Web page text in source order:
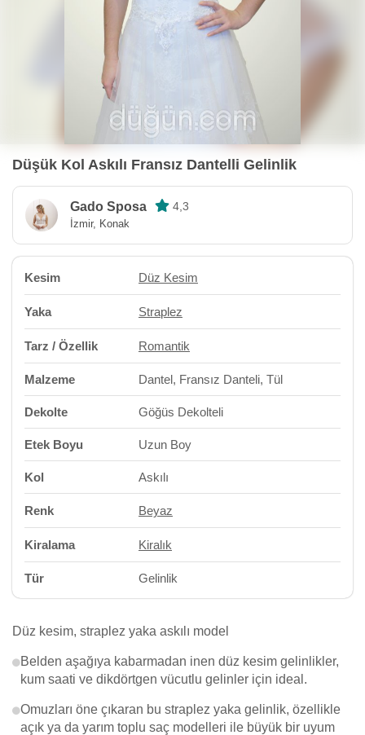
Düşük Kol Askılı Fransız Dantelli Gelinlik
Gado Sposa 4,3
İzmir, Konak
Kesim Düz Kesim
Yaka Straplez
Tarz / Özellik Romantik
Malzeme Dantel, Fransız Danteli, Tül
Dekolte Göğüs Dekolteli
Etek Boyu Uzun Boy
Kol Askılı
Renk Beyaz
Kiralama Kiralık
Tür Gelinlik
Düz kesim, straplez yaka askılı model
Belden aşağıya kabarmadan inen düz kesim gelinlikler,
kum saati ve dikdörtgen vücutlu gelinler için ideal.
Omuzları öne çıkaran bu straplez yaka gelinlik, özellikle
açık ya da yarım toplu saç modelleri ile büyük bir uyum